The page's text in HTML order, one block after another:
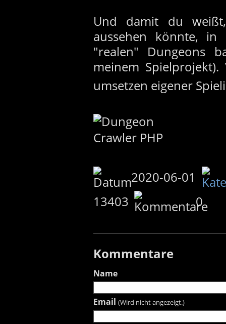
Und damit du
aussehen könnte, in
"realen" Dungeons
meinem
umsetzen eigener
2020-06-01
13403
0
Kommentare
Name
Email (Wird nicht angezeigt.)